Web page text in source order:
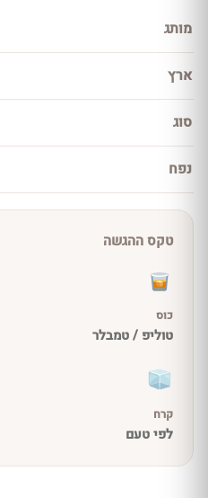
מותג
ארץ
סוג
נפח
טקס ההגשה
כוס
טוליפ / טמבלר
קרח
לפי טעם